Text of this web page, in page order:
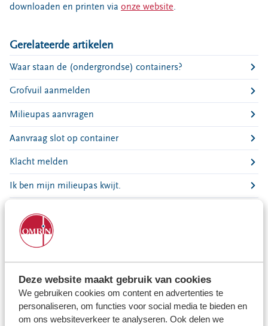
Deze website maakt gebruik van cookies
We gebruiken cookies om content en advertenties te
personaliseren, om functies voor social media te bieden en
om ons websiteverkeer te analyseren. Ook delen we
Nieuws
Over Omrin
Hier werken we aan
Ecopark De Wierde
Projecten
Contact
Storing, klacht of vraag
Klantenservice SYP
VeeIgestelde vragen
Locaties
Voor gemeenten
Voor leveranciers en bezoekers
downloaden en printen via onze website.
Gerelateerde artikelen
Waar staan de (ondergrondse) containers?
Grofvuil aanmelden
Milieupas aanvragen
Aanvraag slot op container
Klacht melden
Ik ben mijn milieupas kwijt.
Hoe stel ik de meldingen van de Omrin Afvalapp in?
Aanvraag gastles
Opschoonpakket aanvragen